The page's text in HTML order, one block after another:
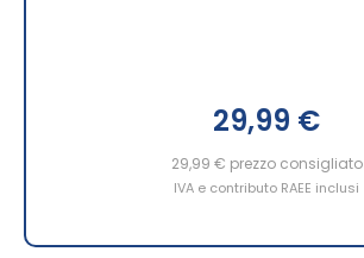
29,99 €
29,99 € prezzo consigliato
IVA e contributo RAEE inclusi